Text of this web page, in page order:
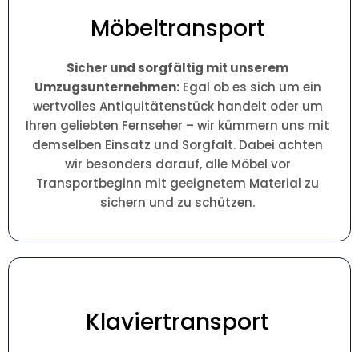
Möbeltransport
Sicher und sorgfältig mit unserem
Umzugsunternehmen:Egal ob es sich um ein
wertvolles Antiquitätenstück handelt oder um
Ihren geliebten Fernseher – wir kümmern uns mit
demselben Einsatz und Sorgfalt. Dabei achten
wir besonders darauf, alle Möbel vor
Transportbeginn mit geeignetem Material zu
sichern und zu schützen.
Klaviertransport